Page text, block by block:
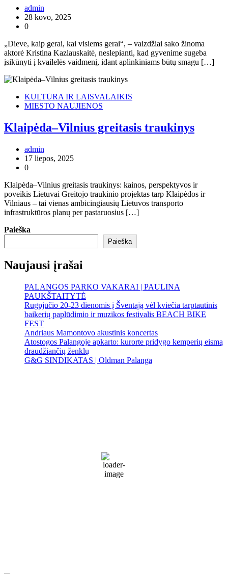
admin
28 kovo, 2025
0
„Dieve, kaip gerai, kai visiems gerai“, – vaizdžiai sako žinoma
aktorė Kristina Kazlauskaitė, neslepianti, kad gyvenime sugeba
įsikūnyti į kvailelės vaidmenį, idant aplinkiniams būtų smagu […]
KULTŪRA IR LAISVALAIKIS
MIESTO NAUJIENOS
Klaipėda–Vilnius greitasis traukinys
admin
17 liepos, 2025
0
Klaipėda–Vilnius greitasis traukinys: kainos, perspektyvos ir
poveikis Lietuvai Greitojo traukinio projektas tarp Klaipėdos ir
Vilniaus – tai vienas ambicingiausių Lietuvos transporto
infrastruktūros planų per pastaruosius […]
Paieška
Paieška
Naujausi įrašai
PALANGOS PARKO VAKARAI | PAULINA
PAUKŠTAITYTĖ
Rugpjūčio 20-23 dienomis į Šventąją vėl kviečia tarptautinis
baikerių paplūdimio ir muzikos festivalis BEACH BIKE
FEST
Andriaus Mamontovo akustinis koncertas
Atostogos Palangoje apkarto: kurorte pridygo kemperių eismą
draudžiančių ženklų
G&G SINDIKATAS | Oldman Palanga
92 %